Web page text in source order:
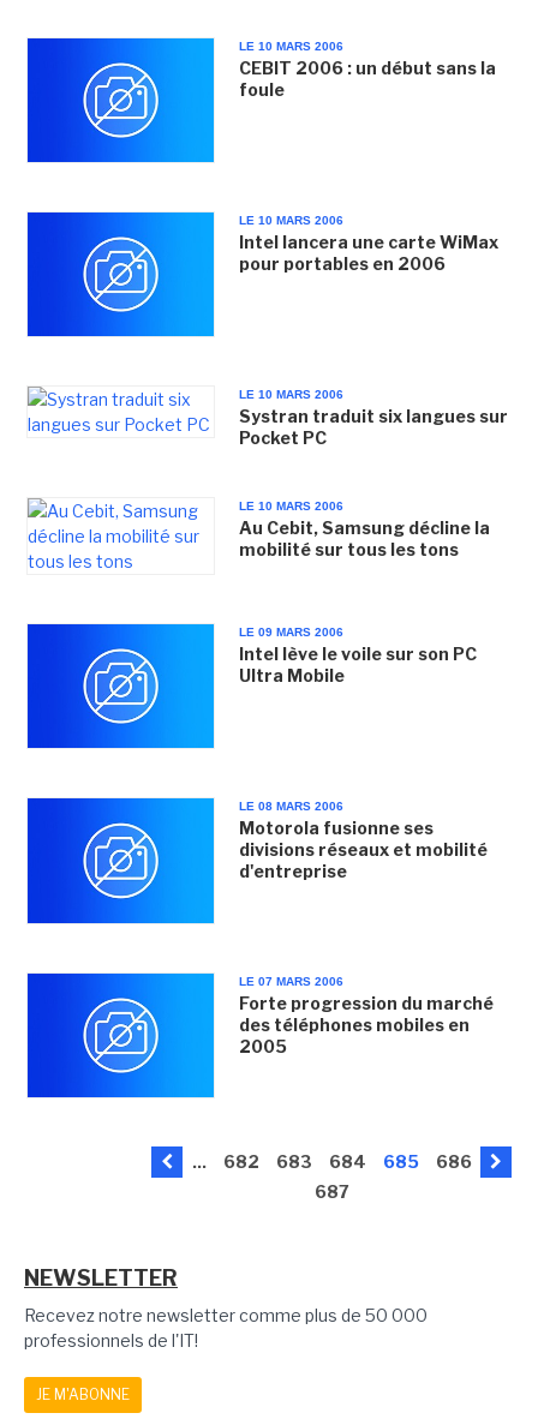
LE 10 MARS 2006
CEBIT 2006 : un début sans la
foule
LE 10 MARS 2006
Intel lancera une carte WiMax
pour portables en 2006
LE 10 MARS 2006
Systran traduit six langues sur
Pocket PC
LE 10 MARS 2006
Au Cebit, Samsung décline la
mobilité sur tous les tons
LE 09 MARS 2006
Intel lève le voile sur son PC
Ultra Mobile
LE 08 MARS 2006
Motorola fusionne ses
divisions réseaux et mobilité
d'entreprise
LE 07 MARS 2006
Forte progression du marché
des téléphones mobiles en
2005
... 682 683 684 685
686
687
NEWSLETTER
Recevez notre newsletter comme plus de 50 000
professionnels de l'IT!
JE M'ABONNE